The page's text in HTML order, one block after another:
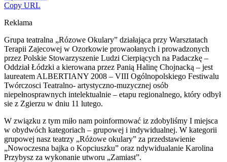
Copy URL
Reklama
Grupa teatralna „Rózowe Okulary” działająca przy Warsztatach
Terapii Zajecowej w Ozorkowie prowaołanych i prowadzonych
przez Polskie Stowarzyszenie Ludzi Cierpiących na Padaczkę –
Oddział Łódzki a kierowana przez Panią Halinę Chojnacką – jest
laureatem ALBERTIANY 2008 – VIII Ogólnopolskiego Festiwalu
Twórczosci Teatralno- artystyczno-muzycznej osób
niepełnosprawnych intelektualnie – etapu regionalnego, który odbył
sie z Zgierzu w dniu 11 lutego.
W związku z tym miło nam poinformować iz zdobyliśmy I miejsca
w obydwóch kategoriach – grupowej i indywidualnej. W kategorii
grupowej nasz teatrzy „Różowe okulary” za przedstawienie
„Nowoczesna bajka o Kopciuszku” oraz ndywidualanie Karolina
Przybysz za wykonanie utworu „Zamiast”.